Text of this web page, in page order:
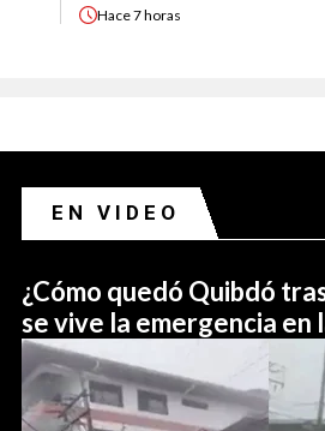
Hace7 horas
EN VIDEO
¿Cómo quedó Quibdó
se vive la emergencia en